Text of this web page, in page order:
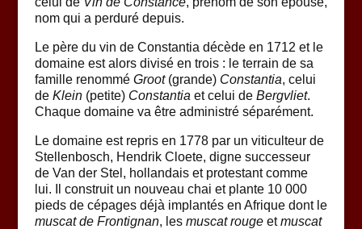
nom qui a perduré depuis.
Le père du vin de Constantia décède en 1712 et le
domaine est alors divisé en trois : le terrain de sa
famille renommé Groot (grande)Constantia, celui
de Klein (petite)Constantia et celui de Bergvliet.
Chaque domaine va être administré séparément.
Le domaine est repris en 1778 par un viticulteur de
Stellenbosch, Hendrik Cloete, digne successeur
de Van der Stel, hollandais et protestant comme
lui. Il construit un nouveau chai et plante 10 000
pieds de cépages déjà implantés en Afrique dont le
muscat de Frontignan, les muscat rougeetmuscat